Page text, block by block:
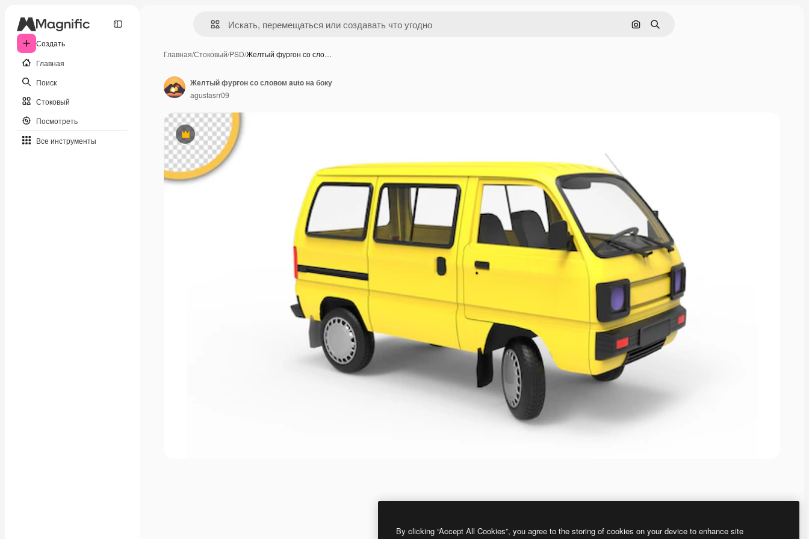
Создать
Главная
Поиск
Стоковый
Посмотреть
Все инструменты
Поиск по изображению
Поиск
Главная/Стоковый/PSD/Желтый фургон со сло…
Премиум
Желтый фургон со словом auto на боку
agustasrr09
By clicking “Accept All Cookies”, you agree to the storing of cookies on your device to enhance site